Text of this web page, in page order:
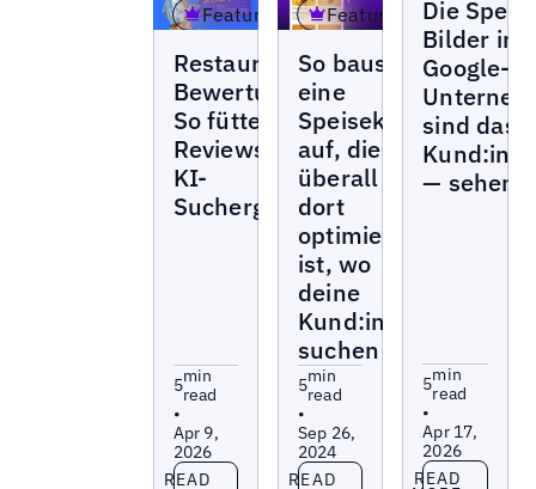
Featured
Restaurant-
Bewertungen:
So füttern
Reviews deine
KI-
Suchergebnisse
5min
read
•
Apr 9,
2026
Read more
READ
Featured
So baust du
eine
Speisekarte
auf, die
überall
dort
optimiert
ist, wo
deine
Kund:innen
suchen
5min
read
•
Sep 26,
2024
Read more
READ
Die
Bilder in
Google-
sind das
— sehen
5min
read
•
Apr 17,
2026
Read more
READ